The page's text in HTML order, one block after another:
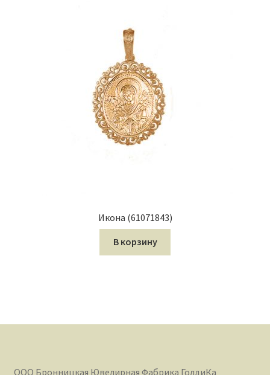
Икона (61071843)
В корзину
ООО Бронницкая Ювелирная Фабрика ГолдиКа